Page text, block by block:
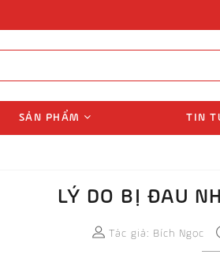
SẢN PHẨM TIN
LÝ DO BỊ ĐAU
Tác giả: Bích Ngọc